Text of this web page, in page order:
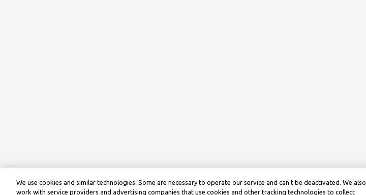
We use cookies and similar technologies. Some are necessary to operate our service and can’t be deactivated. We also
work with service providers and advertising companies that use cookies and other tracking technologies to collect